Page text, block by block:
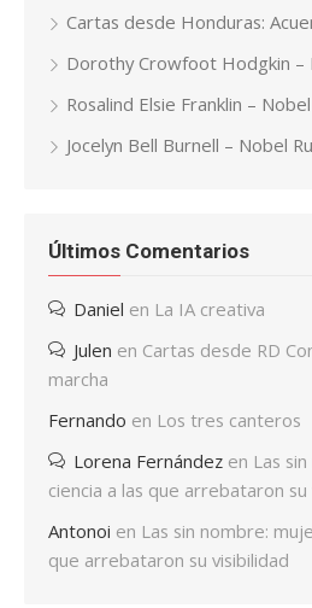
Cartas desde Honduras:
Dorothy Crowfoot Hodgkin –
Rosalind Elsie Franklin –
Jocelyn Bell Burnell – Nobel
Últimos Comentarios
Daniel en La IA creativa
Julen en Cartas desde RD
marcha
Fernando en Los tres canteros
Lorena Fernández en Las
ciencia a las que arrebataron su
Antonoi en Las sin nombre:
que arrebataron su visibilidad